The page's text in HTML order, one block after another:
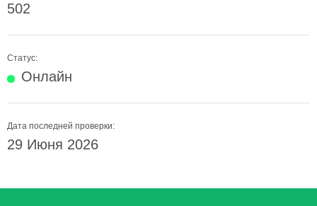
502
Статус:
Онлайн
Дата последней проверки:
29 Июня 2026